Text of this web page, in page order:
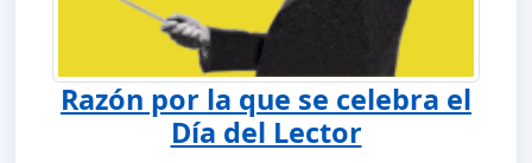
Razón por la que se celebra el
Día del Lector